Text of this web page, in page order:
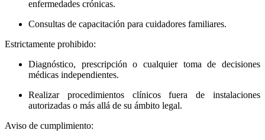
enfermedades crónicas.
Consultas de capacitación para cuidadores familiares.
Estrictamente prohibido:
Diagnóstico, prescripción o cualquier toma de decisiones
médicas independientes.
Realizar procedimientos clínicos fuera de instalaciones
autorizadas o más allá de su ámbito legal.
Aviso de cumplimiento: